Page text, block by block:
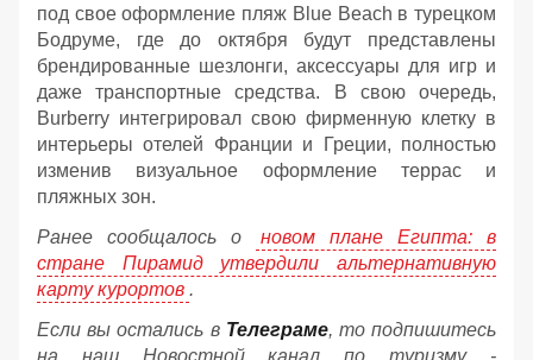
под свое оформление пляж Blue Beach в турецком
Бодруме, где до октября будут представлены
брендированные шезлонги, аксессуары для игр и
даже транспортные средства. В свою очередь,
Burberry интегрировал свою фирменную клетку в
интерьеры отелей Франции и Греции, полностью
изменив визуальное оформление террас и
пляжных зон.
Ранее сообщалось о
новом плане Египта: в
стране Пирамид утвердили альтернативную
карту курортов .
Если вы остались в Телеграме, то подпишитесь
на наш Новостной канал по туризму -